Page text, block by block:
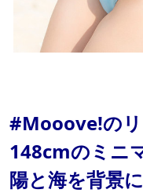
#Mooove!の
148cmのミニ
陽と海を背景